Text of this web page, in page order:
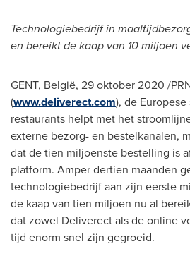
Technologiebedrijf in
en bereikt de kaap van 10 miljoen
GENT, België, 29 oktober 2020 /
(www.deliverect.com), de
restaurants helpt met het
externe bezorg- en bestelkanalen,
dat de tien miljoenste bestelling is
platform. Amper dertien maanden
technologiebedrijf aan zijn eerste
de kaap van tien miljoen nu al
dat zowel Deliverect als de online
tijd enorm snel zijn gegroeid.